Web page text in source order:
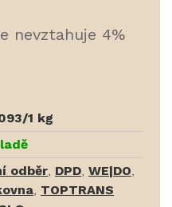
nevztahuje 4%
1 kg
odběr DPD WE|DO
TOPTRANS